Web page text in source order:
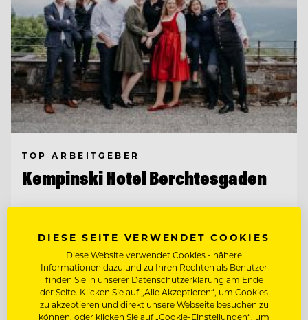
TOP ARBEITGEBER
Kempinski Hotel Berchtesgaden
CHEF DE RANG IM PUR 2* (M/W/D)
CHEF DE RANG BAR (M/W/D)
DIESE SEITE VERWENDET COOKIES
Diese Website verwendet Cookies - nähere
Informationen dazu und zu Ihren Rechten als Benutzer
finden Sie in unserer Datenschutzerklärung am Ende
der Seite. Klicken Sie auf „Alle Akzeptieren“, um Cookies
zu akzeptieren und direkt unsere Webseite besuchen zu
können, oder klicken Sie auf „Cookie-Einstellungen“, um